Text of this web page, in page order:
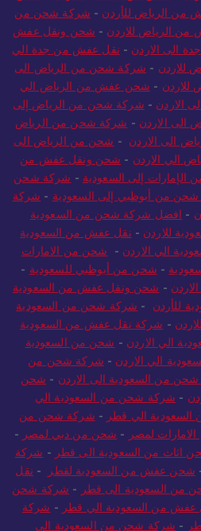
- شحن من جدة الى الاردن-شحن
الرياض للأردن-شركة شحن من
من الرياض للاردن -شحن ونقل عفش
الى الاردن -نقل عفش من جدة الي
-شركة شحن من الرياض الى
-شحن عفش من الرياض الي
الاردن-شركة شحن من الرياض إلى
الاردن- شركة شحن من الرياض
الى الاردن -شحن من الرياض الى
الي الاردن -شحن ونقل عفش من
إلى السعودية-شركة شحن
شحن من أبوظبي إلى السعودية-شركة
-افضل شركة شحن من السعودية
للاردن-نقل عفش من السعودية
الي الاردن -شحن من الامارات
-شحن من أبوظبي للسعودية-
-شحن ونقل عفش من السعودية
للأردن -شركة شحن من السعودية
- شركة نقل عفش من السعودية
الي الاردن- شحن من السعودية
الي الاردن-شركة شحن من
من السعودية الى الاردن-شحن
-شركة شحن من السعودية الي
الي قطر-شركة شحن من
لمصر- شحن من دبي لمصر-
اثاث من السعودية الى قطر -
شركة
شحن عفش من السعودية لقطر-نقل
من السعودية الى قطر-شركة شحن
عفش من السعودية الي قطر- شركة